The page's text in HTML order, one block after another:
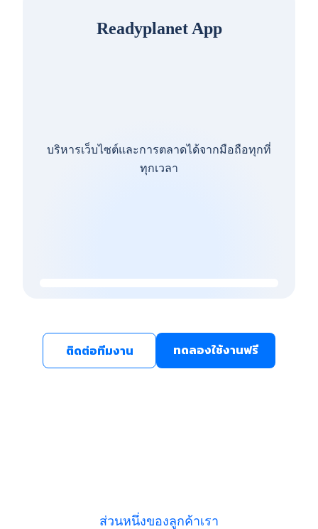
Readyplanet App
บริหารเว็บไซต์และการตลาดได้จากมือถือทุกที่
ทุกเวลา
ติดต่อทีมงาน ทดลองใช้งานฟรี
ส่วนหนึ่งของลูกค้าเรา